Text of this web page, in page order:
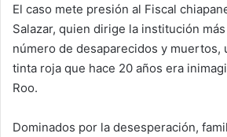
El caso mete presión al Fiscal
Salazar, quien dirige la institución
número de desaparecidos y muertos,
tinta roja que hace 20 años era
Roo.
Dominados por la desesperación,